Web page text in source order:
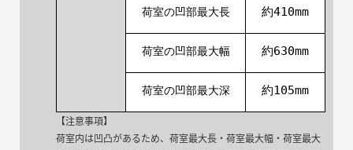
荷室の凹部最大長 約410mm
荷室の凹部最大幅 約630mm
荷室の凹部最大深 約105mm
【注意事項】
荷室内は凹凸があるため、荷室最大長・荷室最大幅・荷室最大